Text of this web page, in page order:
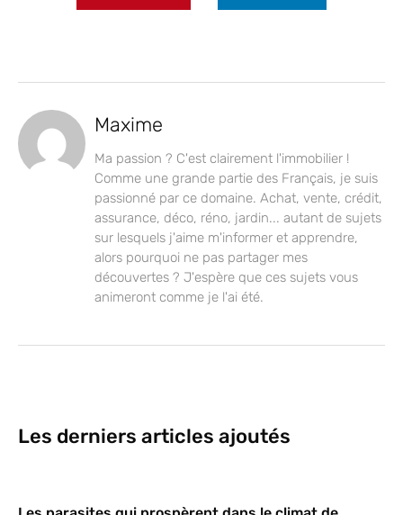
Maxime
Ma passion ? C'est clairement l'immobilier !
Comme une grande partie des Français, je suis
passionné par ce domaine. Achat, vente, crédit,
assurance, déco, réno, jardin... autant de sujets
sur lesquels j'aime m'informer et apprendre,
alors pourquoi ne pas partager mes
découvertes ? J'espère que ces sujets vous
animeront comme je l'ai été.
Les derniers articles ajoutés